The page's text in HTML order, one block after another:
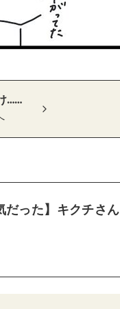
……
だった】キクチさん